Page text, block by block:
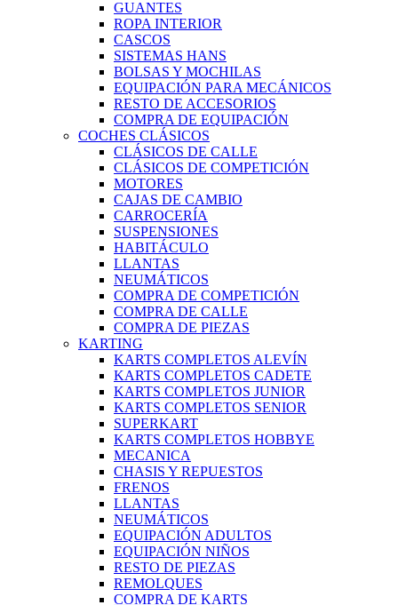
GUANTES
ROPA INTERIOR
CASCOS
SISTEMAS HANS
BOLSAS Y MOCHILAS
EQUIPACIÓN PARA MECÁNICOS
RESTO DE ACCESORIOS
COMPRA DE EQUIPACIÓN
COCHES CLÁSICOS
CLÁSICOS DE CALLE
CLÁSICOS DE COMPETICIÓN
MOTORES
CAJAS DE CAMBIO
CARROCERÍA
SUSPENSIONES
HABITÁCULO
LLANTAS
NEUMÁTICOS
COMPRA DE COMPETICIÓN
COMPRA DE CALLE
COMPRA DE PIEZAS
KARTING
KARTS COMPLETOS ALEVÍN
KARTS COMPLETOS CADETE
KARTS COMPLETOS JUNIOR
KARTS COMPLETOS SENIOR
SUPERKART
KARTS COMPLETOS HOBBYE
MECANICA
CHASIS Y REPUESTOS
FRENOS
LLANTAS
NEUMÁTICOS
EQUIPACIÓN ADULTOS
EQUIPACIÓN NIÑOS
RESTO DE PIEZAS
REMOLQUES
COMPRA DE KARTS